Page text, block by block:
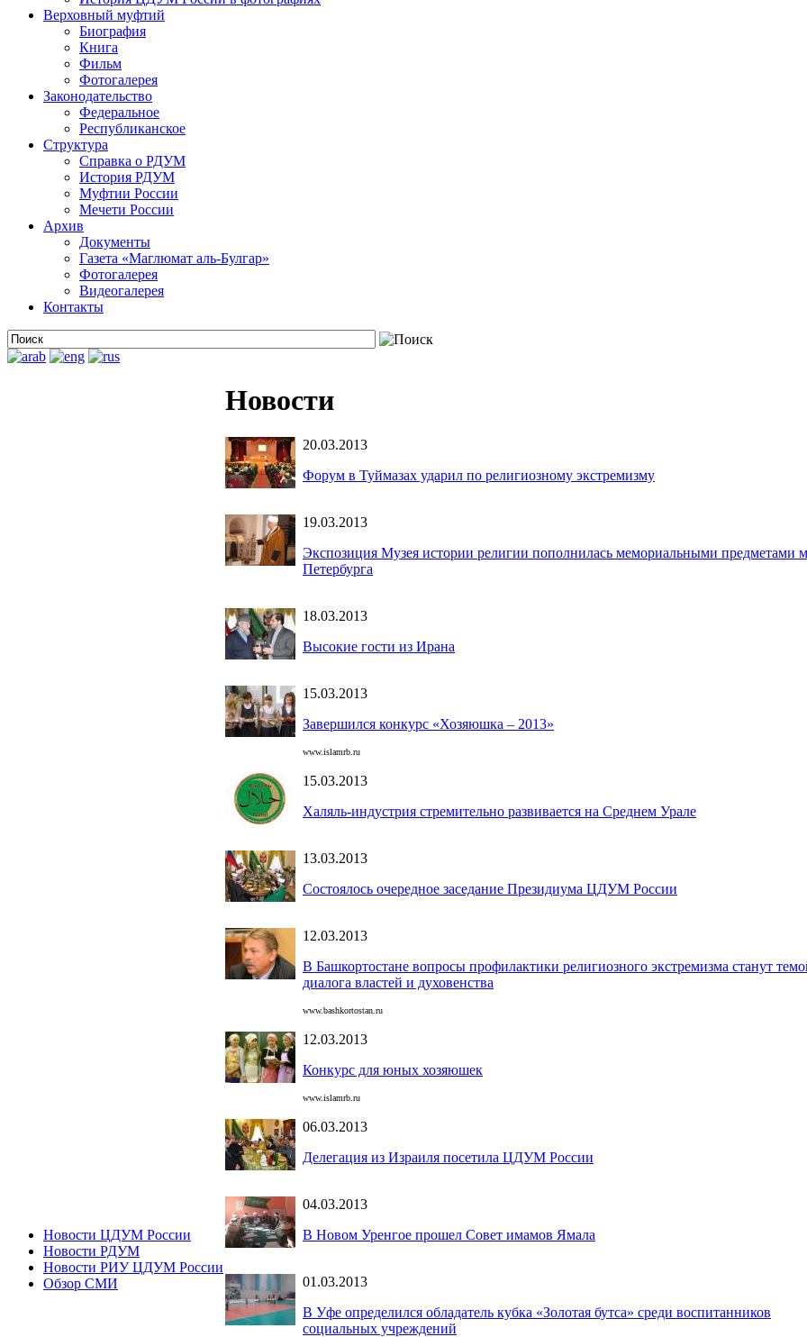
Верховный муфтий
Биография
Книга
Фильм
Фотогалерея
Законодательство
Федеральное
Республиканское
Структура
Справка о РДУМ
История РДУМ
Муфтии России
Мечети России
Архив
Документы
Газета «Маглюмат аль-Булгар»
Фотогалерея
Видеогалерея
Контакты
Новости ЦДУМ России
Новости РДУМ
Новости РИУ ЦДУМ России
Обзор СМИ
Новости
20.03.2013
Форум в Туймазах ударил по религиозному экстремизму
19.03.2013
Экспозиция Музея истории религии пополнилась мемориальными предметами
Петербурга
18.03.2013
Высокие гости из Ирана
15.03.2013
Завершился конкурс «Хозяюшка – 2013»
www.islamrb.ru
15.03.2013
Халяль-индустрия стремительно развивается на Среднем Урале
13.03.2013
Состоялось очередное заседание Президиума ЦДУМ России
12.03.2013
В Башкортостане вопросы профилактики религиозного экстремизма станут
диалога властей и духовенства
www.bashkortostan.ru
12.03.2013
Конкурс для юных хозяюшек
www.islamrb.ru
06.03.2013
Делегация из Израиля посетила ЦДУМ России
04.03.2013
В Новом Уренгое прошел Cовет имамов Ямала
01.03.2013
В Уфе определился обладатель кубка «Золотая бутса» среди воспитанников
социальных учреждений